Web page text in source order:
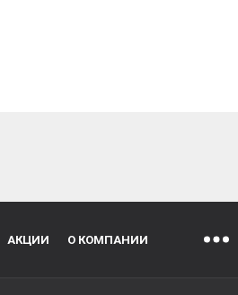
АКЦИИ О КОМПАНИИ